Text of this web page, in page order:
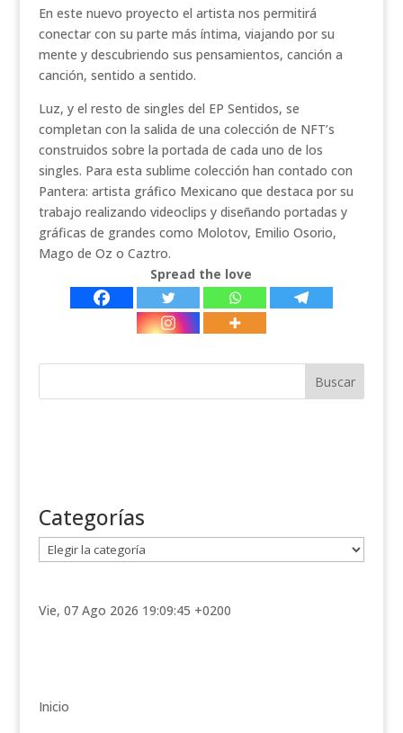
En este nuevo proyecto el artista nos permitirá
conectar con su parte más íntima, viajando por su
mente y descubriendo sus pensamientos, canción a
canción, sentido a sentido.
Luz, y el resto de singles del EP Sentidos, se
completan con la salida de una colección de NFT’s
construidos sobre la portada de cada uno de los
singles. Para esta sublime colección han contado con
Pantera: artista gráfico Mexicano que destaca por su
trabajo realizando videoclips y diseñando portadas y
gráficas de grandes como Molotov, Emilio Osorio,
Mago de Oz o Caztro.
Spread the love
Categorías
a
e
a
Vie, 07 Ago 2026 19:09:45 +0200
Inicio